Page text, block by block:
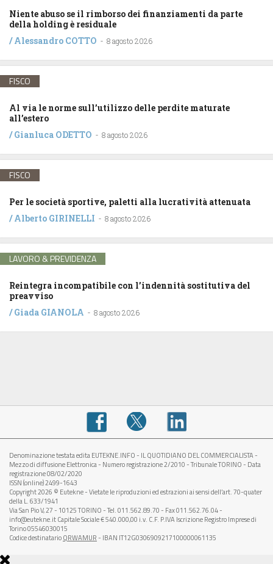
Niente abuso se il rimborso dei finanziamenti da parte
della holding è residuale
/Alessandro COTTO - 8 agosto 2026
FISCO
Al via le norme sull’utilizzo delle perdite maturate
all’estero
/Gianluca ODETTO - 8 agosto 2026
FISCO
Per le società sportive, paletti alla lucratività attenuata
/Alberto GIRINELLI - 8 agosto 2026
LAVORO & PREVIDENZA
Reintegra incompatibile con l’indennità sostitutiva del
preavviso
/Giada GIANOLA - 8 agosto 2026
Denominazione testata edita EUTEKNE.INFO - IL QUOTIDIANO DEL COMMERCIALISTA -
Mezzo di diffusione Elettronica - Numero registrazione 2/2010 - Tribunale TORINO - Data
registrazione 08/02/2020
ISSN (online) 2499-1643
Copyright 2026 © Eutekne - Vietate le riproduzioni ed estrazioni ai sensi dell’art. 70-quater
della L. 633/1941
Via San Pio V, 27 - 10125 TORINO - Tel. 011.562.89.70 - Fax 011.562.76.04 -
info@eutekne.it Capitale Sociale € 540.000,00 i.v. C.F. P.IVA Iscrizione Registro Imprese di
Torino 05546030015
Codice destinatarioQRWAMUR- IBAN IT12G0306909217100000061135